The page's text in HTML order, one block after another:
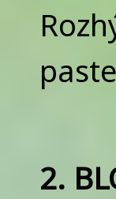
2.